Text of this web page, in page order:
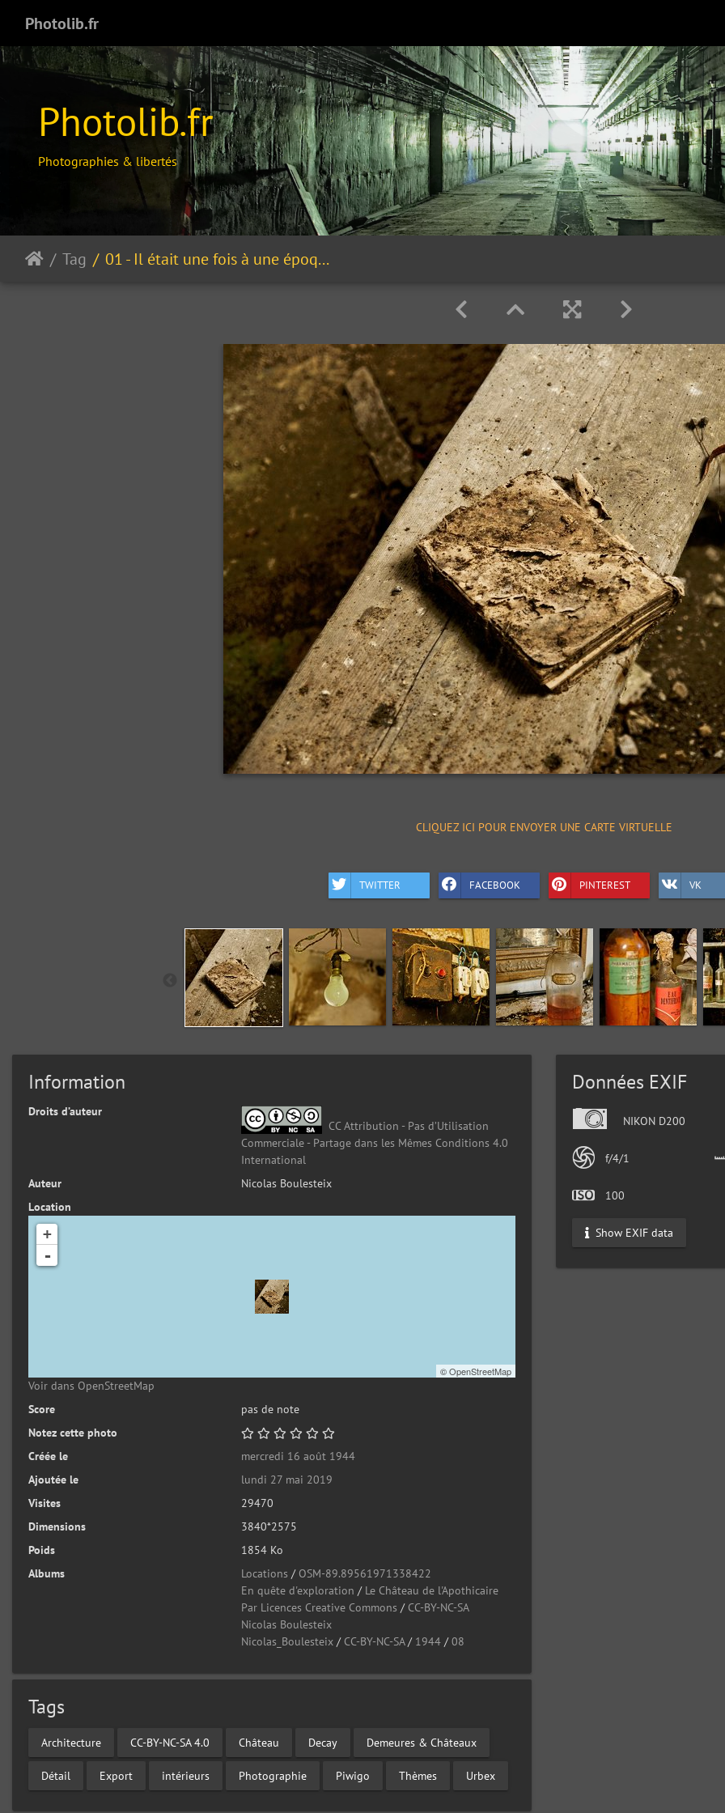
Photolib.fr
Photolib.fr
Photographies & libertés
Tag 01 - Il était une fois à une époque fort fort lointaine...
CLIQUEZ ICI POUR ENVOYER UNE CARTE VIRTUELLE
TWITTER FACEBOOK PINTEREST VK
Information
Droits d’auteur
CC Attribution - Pas d’Utilisation
Commerciale - Partage dans les Mêmes Conditions 4.0
International
Auteur
Nicolas Boulesteix
Location
+
-
©OpenStreetMap
Voir dans OpenStreetMap
Score
pas de note
Notez cette photo
Créée le
mercredi 16 août 1944
Ajoutée le
lundi 27 mai 2019
Visites
29470
Dimensions
3840*2575
Poids
1854 Ko
Albums
Locations / OSM-89.89561971338422
En quête d'exploration / Le Château de l'Apothicaire
Par Licences Creative Commons / CC-BY-NC-SA
Nicolas Boulesteix
Nicolas_Boulesteix / CC-BY-NC-SA/ 1944 /08
Tags
Architecture CC-BY-NC-SA 4.0 Château Decay Demeures & Châteaux
Détail Export intérieurs Photographie Piwigo Thèmes Urbex
Données EXIF
NIKON D200
f/4/1
100
Show EXIF data